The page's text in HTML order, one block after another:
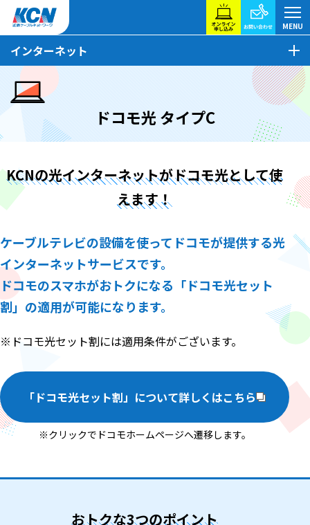
ドコモ光 タイプC
インターネット
KCNの光インターネットがドコモ光として使
えます！
ケーブルテレビの設備を使ってドコモが提供する光
インターネットサービスです。
ドコモのスマホがおトクになる「ドコモ光セット
割」の適用が可能になります。
※ドコモ光セット割には適用条件がございます。
「ドコモ光セット割」について詳しくはこちら
※クリックでドコモホームページへ遷移します。
おトクな3つのポイント